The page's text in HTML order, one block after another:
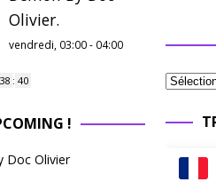
Olivier.
vendredi, 03:00 - 04:00
38 : 39
!
Doc Olivier